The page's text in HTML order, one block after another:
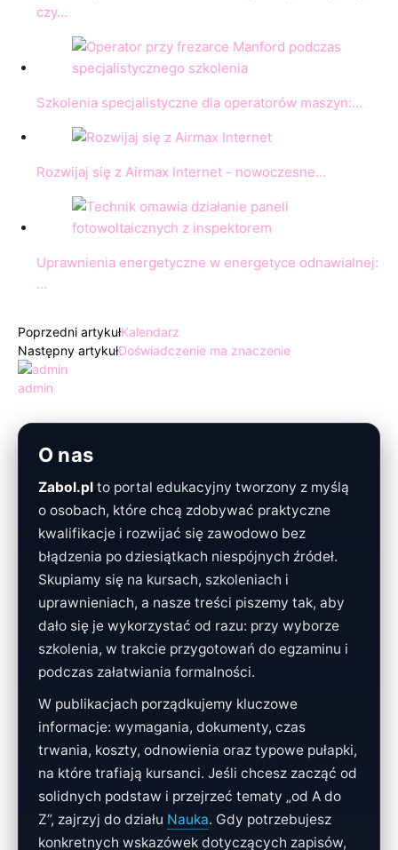
czy…
Szkolenia specjalistyczne dla operatorów maszyn:…
Rozwijaj się z Airmax Internet - nowoczesne…
Uprawnienia energetyczne w energetyce odnawialnej:
…
Poprzedni artykułKalendarz
Następny artykułDoświadczenie ma znaczenie
admin
O nas
Zabol.pl to portal edukacyjny tworzony z myślą
o osobach, które chcą zdobywać praktyczne
kwalifikacje i rozwijać się zawodowo bez
błądzenia po dziesiątkach niespójnych źródeł.
Skupiamy się na kursach, szkoleniach i
uprawnieniach, a nasze treści piszemy tak, aby
dało się je wykorzystać od razu: przy wyborze
szkolenia, w trakcie przygotowań do egzaminu i
podczas załatwiania formalności.
W publikacjach porządkujemy kluczowe
informacje: wymagania, dokumenty, czas
trwania, koszty, odnowienia oraz typowe pułapki,
na które trafiają kursanci. Jeśli chcesz zacząć od
solidnych podstaw i przejrzeć tematy „od A do
Z”, zajrzyj do działu Nauka. Gdy potrzebujesz
konkretnych wskazówek dotyczących zapisów,